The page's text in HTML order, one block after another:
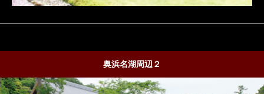
奥浜名湖周辺２